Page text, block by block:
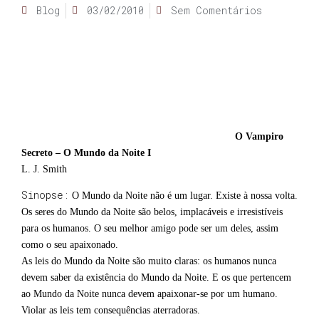
Blog 03/02/2010 Sem Comentários
O Vampiro
Secreto – O Mundo da Noite I
L. J. Smith
Sinopse: O Mundo da Noite não é um lugar. Existe à nossa volta.
Os seres do Mundo da Noite são belos, implacáveis e irresistíveis
para os humanos. O seu melhor amigo pode ser um deles, assim
como o seu apaixonado.
As leis do Mundo da Noite são muito claras: os humanos nunca
devem saber da existência do Mundo da Noite. E os que pertencem
ao Mundo da Noite nunca devem apaixonar-se por um humano.
Violar as leis tem consequências aterradoras.